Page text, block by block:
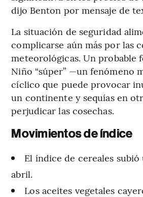
dijo Benton por mensaje de
La situación de seguridad
complicarse aún más por las
meteorológicas. Un probable
Niño “súper” —un fenómeno
cíclico que puede provocar
un continente y sequías en
perjudicar las cosechas.
Movimientos de índice
El índice de cereales subió
abril.
Los aceites vegetales